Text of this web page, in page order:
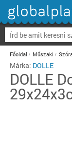
Főoldal Műszaki
Márka: DOLLE
DOLLE